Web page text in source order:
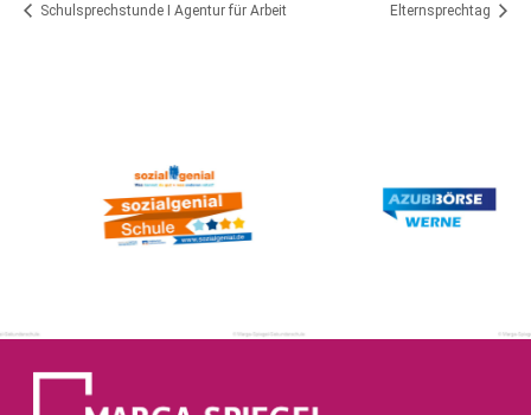
Schulsprechstunde I Agentur für Arbeit Elternsprechtag